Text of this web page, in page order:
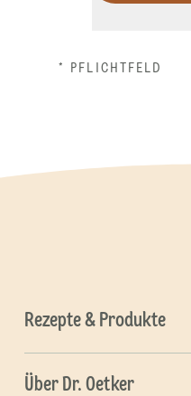
* PFLICHTFELD
Rezepte & Produkte
Über Dr. Oetker